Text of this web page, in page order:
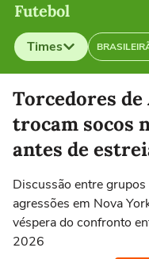
Futebol
Times
Selecione o time para
Torcedores
trocam socos
antes de
Discussão entre
agressões em Nova
véspera do confronto
2026